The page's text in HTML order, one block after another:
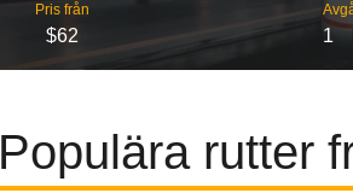
Pris från
$62 1
Populära rutter